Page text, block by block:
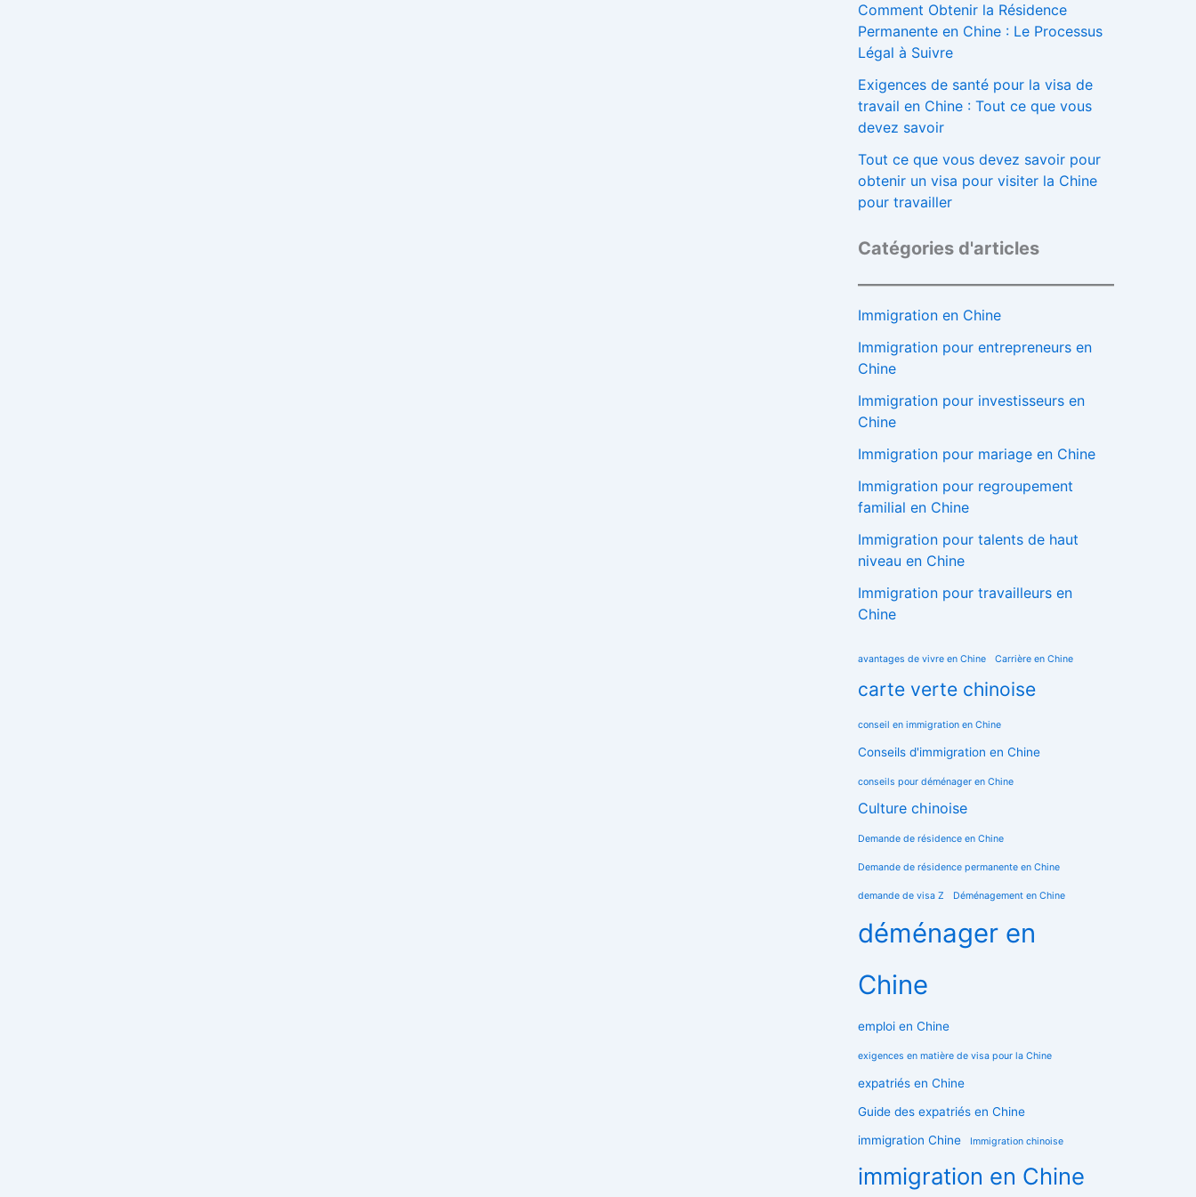
Comment Obtenir la Résidence
Permanente en Chine : Le Processus
Légal à Suivre
Exigences de santé pour la visa de
travail en Chine : Tout ce que vous
devez savoir
Tout ce que vous devez savoir pour
obtenir un visa pour visiter la Chine
pour travailler
Catégories d'articles
Immigration en Chine
Immigration pour entrepreneurs en
Chine
Immigration pour investisseurs en
Chine
Immigration pour mariage en Chine
Immigration pour regroupement
familial en Chine
Immigration pour talents de haut
niveau en Chine
Immigration pour travailleurs en
Chine
avantages de vivre en Chine Carrière en Chine
carte verte chinoise
conseil en immigration en Chine
Conseils d'immigration en Chine
conseils pour déménager en Chine
Culture chinoise
Demande de résidence en Chine
Demande de résidence permanente en Chine
demande de visa Z Déménagement en Chine
déménager en
Chine
emploi en Chine
exigences en matière de visa pour la Chine
expatriés en Chine
Guide des expatriés en Chine
immigration Chine
Immigration chinoise
immigration en Chine